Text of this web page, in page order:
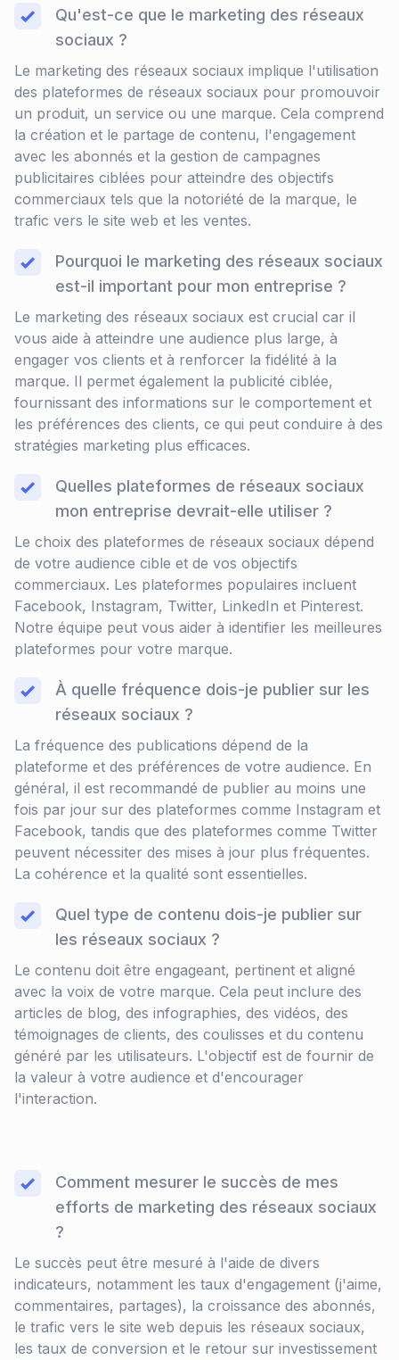
Qu'est-ce que le marketing des réseaux
sociaux ?
Le marketing des réseaux sociaux implique l'utilisation
des plateformes de réseaux sociaux pour promouvoir
un produit, un service ou une marque. Cela comprend
la création et le partage de contenu, l'engagement
avec les abonnés et la gestion de campagnes
publicitaires ciblées pour atteindre des objectifs
commerciaux tels que la notoriété de la marque, le
trafic vers le site web et les ventes.
Pourquoi le marketing des réseaux sociaux
est-il important pour mon entreprise ?
Le marketing des réseaux sociaux est crucial car il
vous aide à atteindre une audience plus large, à
engager vos clients et à renforcer la fidélité à la
marque. Il permet également la publicité ciblée,
fournissant des informations sur le comportement et
les préférences des clients, ce qui peut conduire à des
stratégies marketing plus efficaces.
Quelles plateformes de réseaux sociaux
mon entreprise devrait-elle utiliser ?
Le choix des plateformes de réseaux sociaux dépend
de votre audience cible et de vos objectifs
commerciaux. Les plateformes populaires incluent
Facebook, Instagram, Twitter, LinkedIn et Pinterest.
Notre équipe peut vous aider à identifier les meilleures
plateformes pour votre marque.
À quelle fréquence dois-je publier sur les
réseaux sociaux ?
La fréquence des publications dépend de la
plateforme et des préférences de votre audience. En
général, il est recommandé de publier au moins une
fois par jour sur des plateformes comme Instagram et
Facebook, tandis que des plateformes comme Twitter
peuvent nécessiter des mises à jour plus fréquentes.
La cohérence et la qualité sont essentielles.
Quel type de contenu dois-je publier sur
les réseaux sociaux ?
Le contenu doit être engageant, pertinent et aligné
avec la voix de votre marque. Cela peut inclure des
articles de blog, des infographies, des vidéos, des
témoignages de clients, des coulisses et du contenu
généré par les utilisateurs. L'objectif est de fournir de
la valeur à votre audience et d'encourager
l'interaction.
Comment mesurer le succès de mes
efforts de marketing des réseaux sociaux
?
Le succès peut être mesuré à l'aide de divers
indicateurs, notamment les taux d'engagement (j'aime,
commentaires, partages), la croissance des abonnés,
le trafic vers le site web depuis les réseaux sociaux,
les taux de conversion et le retour sur investissement